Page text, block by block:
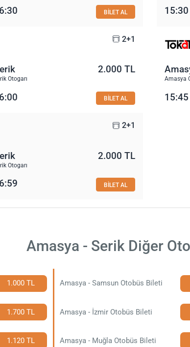
BİLET AL 15:30
2+1
Otogarı
2.000 TL
BİLET AL
Amasya
15:45
2+1
Otogarı
2.000 TL
BİLET AL
Amasya - Serik Diğer
1.000 TL Amasya - Samsun Otobüs Bileti
1.700 TL Amasya - İzmir Otobüs Bileti
1.120 TL Amasya - Muğla Otobüs Bileti